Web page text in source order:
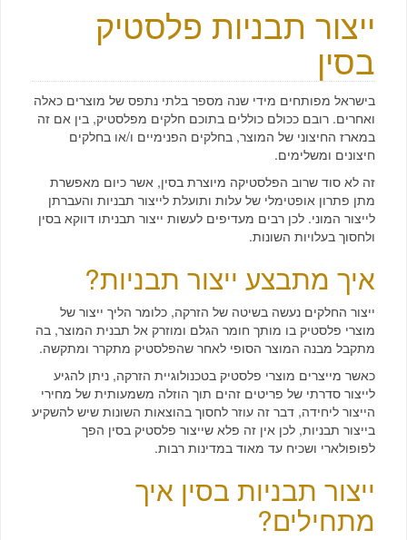
ייצור תבניות פלסטיק
בסין
בישראל מפותחים מידי שנה מספר בלתי נתפס של מוצרים כאלה
ואחרים. רובם ככולם כוללים בתוכם חלקים מפלסטיק, בין אם זה
במארז החיצוני של המוצר, בחלקים הפנימיים ו/או בחלקים
חיצונים ומשלימים.
זה לא סוד שרוב הפלסטיקה מיוצרת בסין, אשר כיום מאפשרת
מתן פתרון אופטימלי של עלות ותועלת לייצור תבניות והעברתן
לייצור המוני. לכן רבים מעדיפים לעשות ייצור תבניתו דווקא בסין
ולחסוך בעלויות השונות.
איך מתבצע ייצור תבניות?
ייצור החלקים נעשה בשיטה של הזרקה, כלומר הליך ייצור של
מוצרי פלסטיק בו מותך חומר הגלם ומוזרק אל תבנית המוצר, בה
מתקבל מבנה המוצר הסופי לאחר שהפלסטיק מתקרר ומתקשה.
כאשר מייצרים מוצרי פלסטיק בטכנולוגיית הזרקה, ניתן להגיע
לייצור סדרתי של פריטים זהים תוך הוזלה משמעותית של מחירי
הייצור ליחידה, דבר זה עוזר לחסוך בהוצאות השונות שיש להשקיע
בייצור תבניות, לכן אין זה פלא שייצור פלסטיק בסין הפך
לפופולארי ושכיח עד מאוד במדינות רבות.
ייצור תבניות בסין איך
מתחילים?